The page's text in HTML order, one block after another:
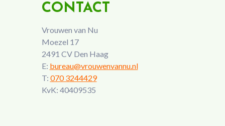
CONTACT
Vrouwen van Nu
Moezel 17
2491 CV Den Haag
E: bureau@vrouwenvannu.nl
T: 070 3244429
KvK: 40409535